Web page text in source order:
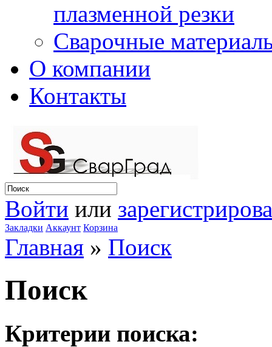
плазменной резки
Сварочные
О компании
Контакты
Войти или
Закладки Аккаунт Корзина
Главная » Поиск
Поиск
Критерии поиска: